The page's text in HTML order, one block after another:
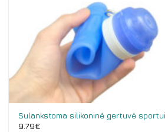
Sulankstoma silikoninė gertuvė sportui
9.79€